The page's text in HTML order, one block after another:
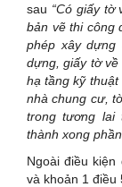
sau “Có giấy
bản vẽ thi công
phép xây dựng
dựng, giấy tờ
hạ tầng kỹ
nhà chung cư,
trong tương lai
thành xong
Ngoài điều
và khoản 1 điều